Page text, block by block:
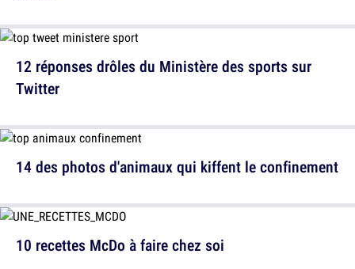
14 des photos d'animaux qui kiffent le confinement
12 réponses drôles du Ministère des sports sur
Twitter
10 recettes McDo à faire chez soi